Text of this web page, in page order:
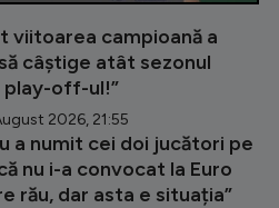
viitoarea campioană a
câștige atât sezonul
play-off-ul!”
2026, 21:55
a numit cei doi jucători pe
nu i-a convocat la Euro
rău, dar asta e situația”